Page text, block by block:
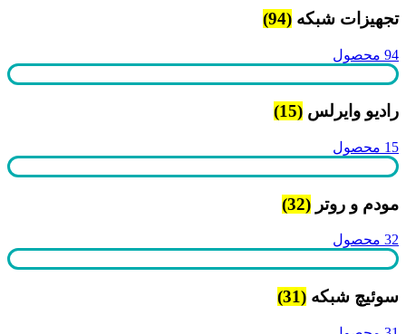
تجهیزات شبکه (94)
94 محصول
رادیو وایرلس (15)
15 محصول
مودم و روتر (32)
32 محصول
سوئیچ شبکه (31)